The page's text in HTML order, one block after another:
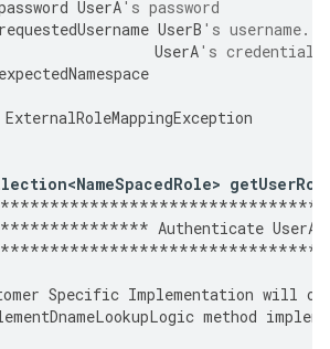
UserA's password
requestedUsername UserB 's username.
UserA's credentials
expectedNamespace
ExternalRoleMappingException
Authenticate UserA
Specific Implementation will
method